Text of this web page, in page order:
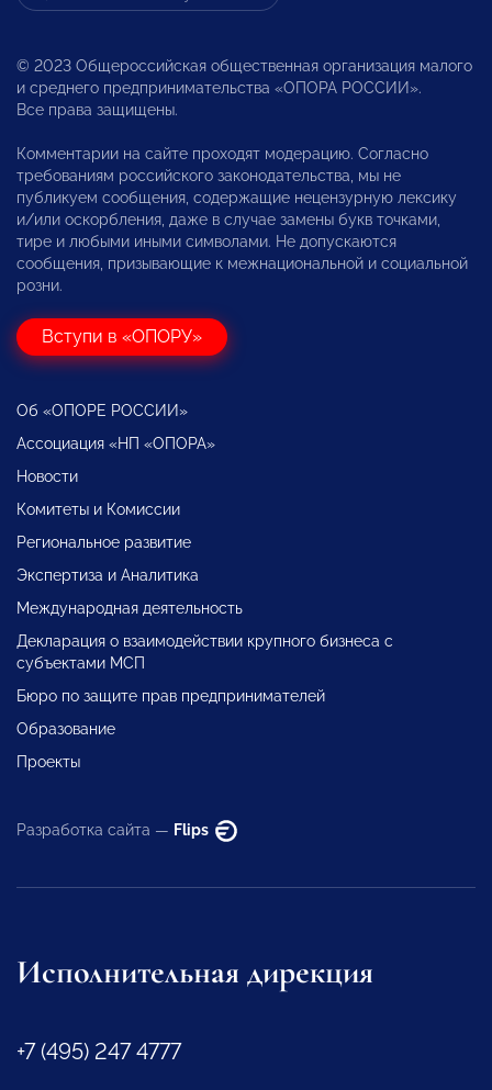
© 2023 Общероссийская общественная организация малого
и среднего предпринимательства «ОПОРА РОССИИ».
Все права защищены.
Комментарии на сайте проходят модерацию. Согласно
требованиям российского законодательства, мы не
публикуем сообщения, содержащие нецензурную лексику
и/или оскорбления, даже в случае замены букв точками,
тире и любыми иными символами. Не допускаются
сообщения, призывающие к межнациональной и социальной
розни.
Вступи в «ОПОРУ»
Об «ОПОРЕ РОССИИ»
Ассоциация «НП «ОПОРА»
Новости
Комитеты и Комиссии
Региональное развитие
Экспертиза и Аналитика
Международная деятельность
Декларация о взаимодействии крупного бизнеса с
субъектами МСП
Бюро по защите прав предпринимателей
Образование
Проекты
Разработка сайта — Flips
Исполнительная дирекция
+7 (495) 247 4777